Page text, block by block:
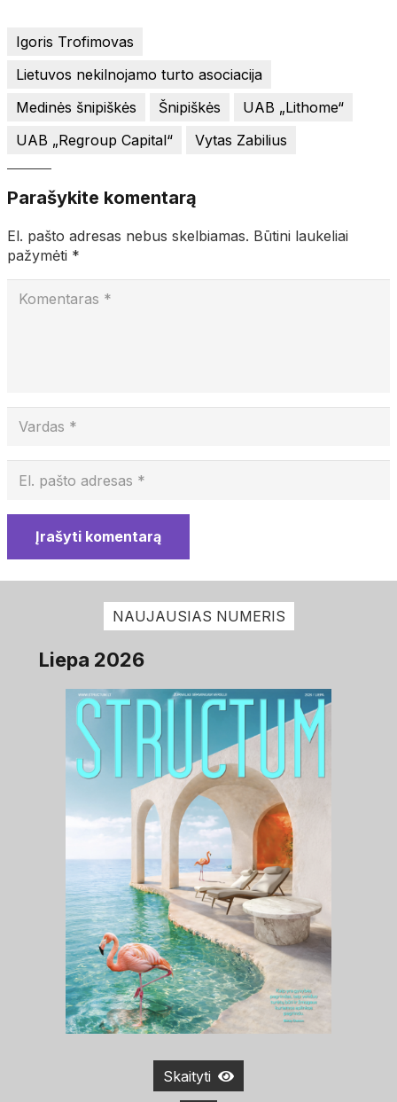
Igoris Trofimovas
Lietuvos nekilnojamo turto asociacija
Medinės šnipiškės
Šnipiškės
UAB „Lithome“
UAB „Regroup Capital“
Vytas Zabilius
Parašykite komentarą
El. pašto adresas nebus skelbiamas. Būtini laukeliai
pažymėti *
Įrašyti komentarą
NAUJAUSIAS NUMERIS
Liepa 2026
Skaityti